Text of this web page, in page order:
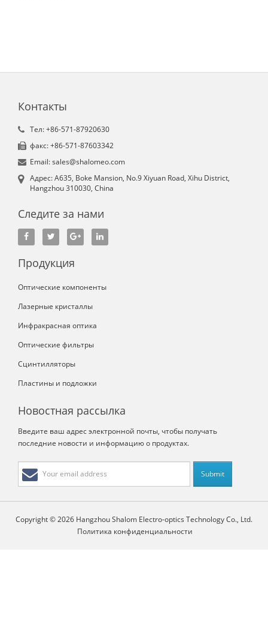
Контакты
Tел: +86-571-87920630
факс: +86-571-87603342
Email: sales@shalomeo.com
Aдрес: A635, Boke Mansion, No.9 Xiyuan Road, Xihu District,
Hangzhou 310030, China
Следите за нами
Продукция
Оптические компоненты
Лазерные кристаллы
Инфракрасная оптика
Оптические фильтры
Сцинтилляторы
Пластины и подложки
Новостная рассылка
Введите ваш адрес электронной почты, чтобы получать
последние новости и информацию о продуктах.
Copyright © 2026 Hangzhou Shalom Electro-optics Technology Co., Ltd.
Политика конфиденциальности